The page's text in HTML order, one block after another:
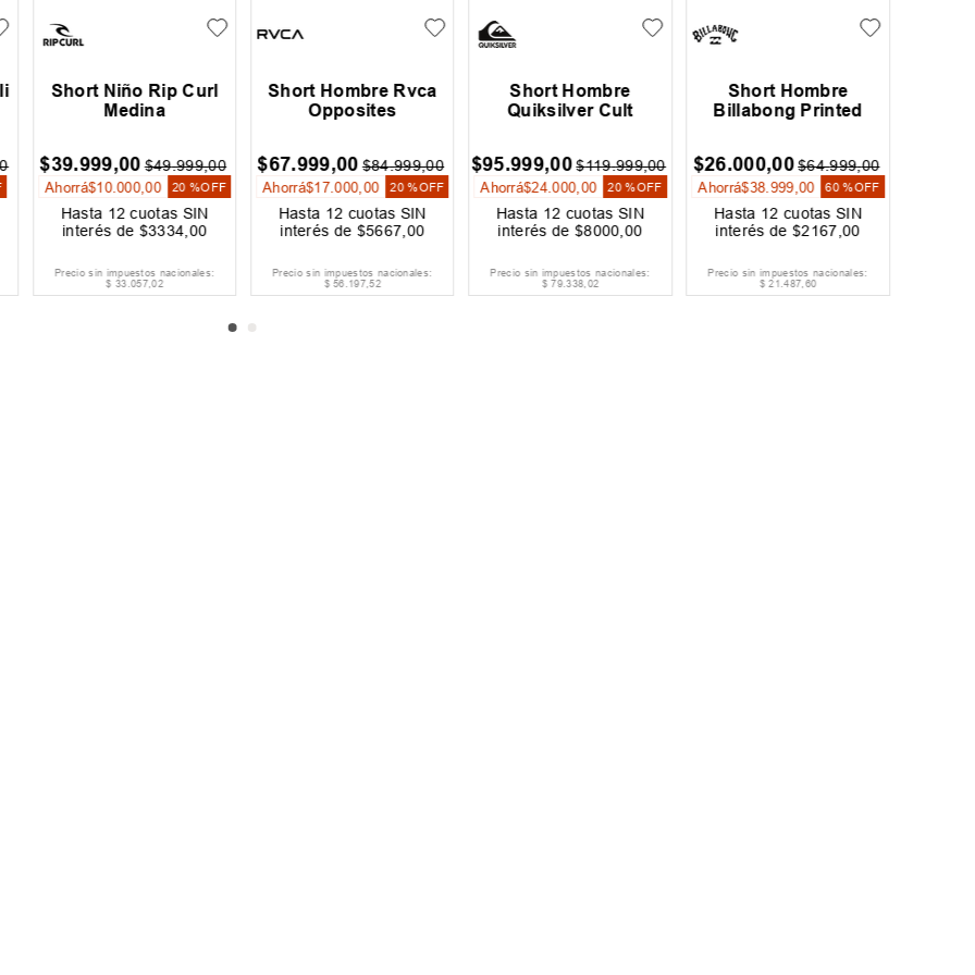
Short Niño Rip Curl
Medina
$39.999,00 $49.999,00
Ahorrá$10.000,00 20 %OFF
Hasta 12 cuotas SIN
interés de $3334 00
Precio sin impuestos nacionales:
$ 33.057,02
Short Hombre Rvca
Opposites
$67.999,00 $84.999,00
Ahorrá$17.000, 00 20 %OFF
Hasta 12 cuotas SIN
interés de $5667 00
Precio sin impuestos nacionales:
$ 56.197,52
Short Hombre
Quiksilver Cult
$95.999,00 $119.999,00
Ahorrá$24.000, 00 20 %OFF
Hasta 12 cuotas SIN
interés de$8000 ,00
Precio sin impuestos nacionales:
$ 79.338,02
Short Hombre
Billabong Printed
$26.000,00 $64.999,00
Ahorrá$38. 999,00 60 %OFF
Hasta 12 cuotas SIN
interés de$2167 ,00
Precio sin impuestos nacionales:
$ 21.487,60